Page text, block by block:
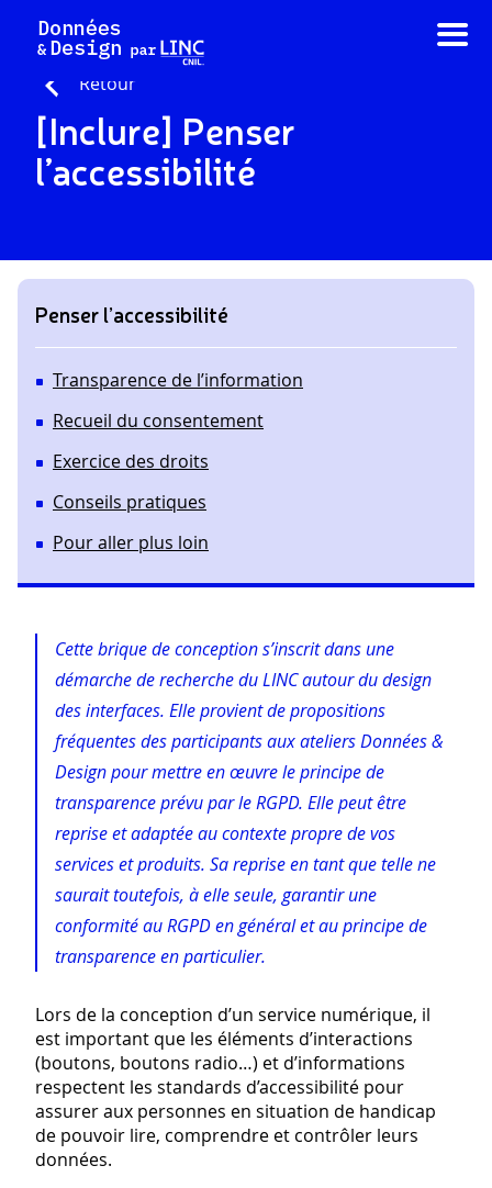
contenu
Retour
[Inclure] Penser
l’accessibilité
Penser l’accessibilité
Transparence de l’information
Recueil du consentement
Exercice des droits
Conseils pratiques
Pour aller plus loin
Cette brique de conception s’inscrit dans une
démarche de recherche du LINC autour du design
des interfaces. Elle provient de propositions
fréquentes des participants aux ateliers Données &
Design pour mettre en œuvre le principe de
transparence prévu par le RGPD. Elle peut être
reprise et adaptée au contexte propre de vos
services et produits. Sa reprise en tant que telle ne
saurait toutefois, à elle seule, garantir une
conformité au RGPD en général et au principe de
transparence en particulier.
Lors de la conception d’un service numérique, il
est important que les éléments d’interactions
(boutons, boutons radio…) et d’informations
respectent les standards d’accessibilité pour
assurer aux personnes en situation de handicap
de pouvoir lire, comprendre et contrôler leurs
données.